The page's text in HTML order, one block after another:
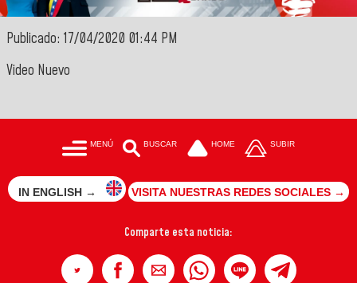
Publicado: 17/04/2020 01:44 PM
Video Nuevo
MENÚ BUSCAR HOME SUBIR
IN ENGLISH → VISITA NUESTRAS REDES SOCIALES →
Comparte esta noticia: